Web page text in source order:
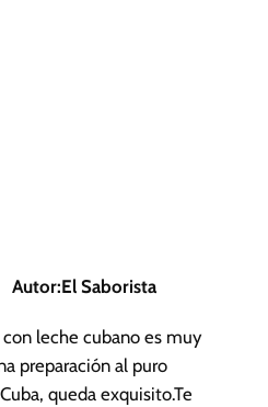
Autor:El Saborista
leche cubano es muy
preparación al puro
queda exquisito.Te